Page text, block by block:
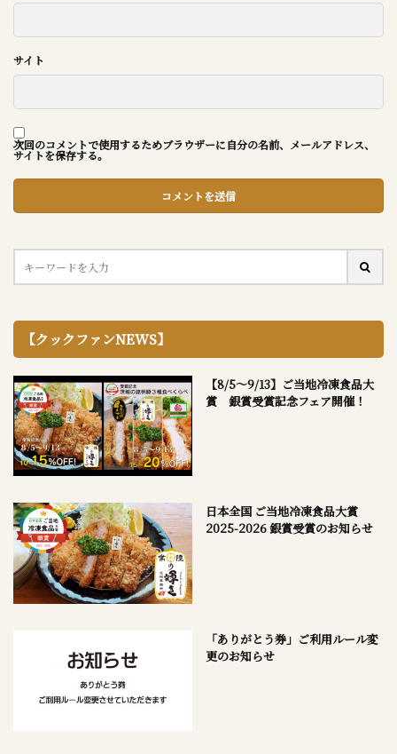
サイト
次回のコメントで使用するためブラウザーに自分の名前、メールアドレス、
サイトを保存する。
【クックファンNEWS】
【8/5～9/13】ご当地冷凍食品大
賞 銀賞受賞記念フェア開催！
日本全国 ご当地冷凍食品大賞
2025-2026 銀賞受賞のお知らせ
「ありがとう券」ご利用ルール変
更のお知らせ